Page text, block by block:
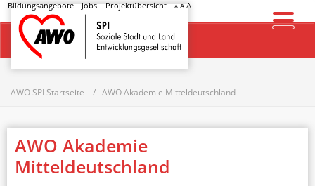
Bildungsangebote Jobs Projektübersicht A AA
Startseite
AWO SPI Startseite AWO Akademie Mitteldeutschland
AWO Akademie
Mitteldeutschland